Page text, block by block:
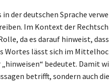
der deutschen Sprache
Im Kontext der
da es darauf hinweist,
Wortes lässt sich im
bedeutet. Damit
betrifft, sondern auch